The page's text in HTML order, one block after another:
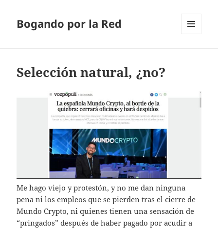
Bogando por la Red
Selección natural, ¿no?
Me hago viejo y protestón, y no me dan ninguna
pena ni los empleos que se pierden tras el cierre de
Mundo Crypto, ni quienes tienen una sensación de
“pringados” después de haber pagado por acudir a